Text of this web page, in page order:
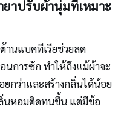
าปรับผ้านุ่มที่เหมาะ
านแบคทีเรียช่วยลด
การซัก ทำให้ถึงแม้ผ้าจะ
กว่าและสร้างกลิ่นได้น้อย
นหอมติดทนขึ้น แต่มีข้อ